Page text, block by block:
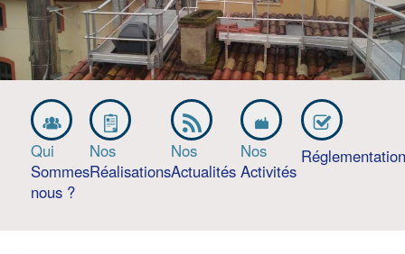
Qui
Sommes
nous ?
Nos
Réalisations
Nos
Actualités
Nos
Activités
Réglementation